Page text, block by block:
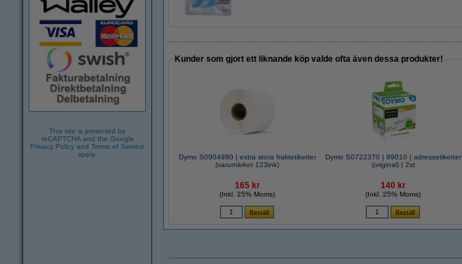
This site is protected by
reCAPTCHA and the Google
Privacy Policy and Terms of Service
apply.
Kunder som gjort ett liknande köp valde ofta även dessa produkter!
Dymo S0904980 | extra stora fraktetiketter
(varumärket 123ink)
165 kr
(Inkl. 25% Moms)
Dymo S0722370 | 99010 | adressetiketter
(original) | 2st
140 kr
(Inkl. 25% Moms)